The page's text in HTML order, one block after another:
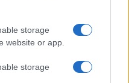
storage
website or app.
storage
i segnali e ridurre
e mescole per
in tragedia: 14enne